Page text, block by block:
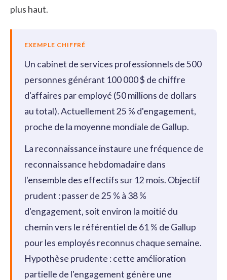
plus haut.
EXEMPLE CHIFFRÉ
Un cabinet de services professionnels de 500
personnes générant 100 000 $ de chiffre
d'affaires par employé (50 millions de dollars
au total). Actuellement 25 % d'engagement,
proche de la moyenne mondiale de Gallup.
La reconnaissance instaure une fréquence de
reconnaissance hebdomadaire dans
l'ensemble des effectifs sur 12 mois. Objectif
prudent : passer de 25 % à 38 %
d'engagement, soit environ la moitié du
chemin vers le référentiel de 61 % de Gallup
pour les employés reconnus chaque semaine.
Hypothèse prudente : cette amélioration
partielle de l'engagement génère une